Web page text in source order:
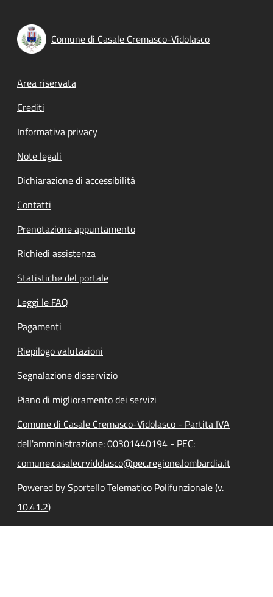
Comune di Casale Cremasco-Vidolasco
Footer menu
Area riservata
Crediti
Informativa privacy
Note legali
Dichiarazione di accessibilità
Contatti
Prenotazione appuntamento
Richiedi assistenza
Statistiche del portale
Leggi le FAQ
Pagamenti
Riepilogo valutazioni
Segnalazione disservizio
Piano di miglioramento dei servizi
Comune di Casale Cremasco-Vidolasco - Partita IVA
dell'amministrazione: 00301440194 - PEC:
comune.casalecrvidolasco@pec.regione.lombardia.it
Powered by Sportello Telematico Polifunzionale (v.
10.41.2)